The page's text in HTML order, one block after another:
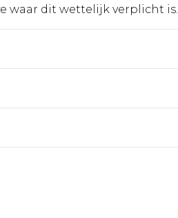
waar dit wettelijk verplicht is.